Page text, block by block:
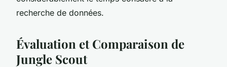
recherche de données.
Évaluation et Comparaison de
Jungle Scout